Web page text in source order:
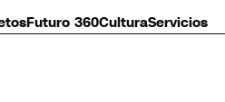
Futuro 360CulturaServicios